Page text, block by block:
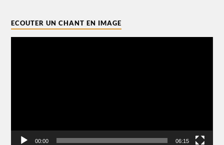
ECOUTER UN CHANT EN IMAGE
00:00 06:15